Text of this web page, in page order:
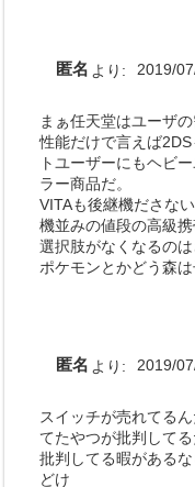
匿名 より: 2019/
まぁ任天堂はユーザ
性能だけで言えば
トユーザーにもヘビ
ラー商品だ。
VITAも後継機ださな
機並みの値段の高級
選択肢がなくなるのは
ポケモンとかどう森
匿名 より: 2019/
スイッチが売れてる
てたやつが批判して
批判してる暇がある
どけ